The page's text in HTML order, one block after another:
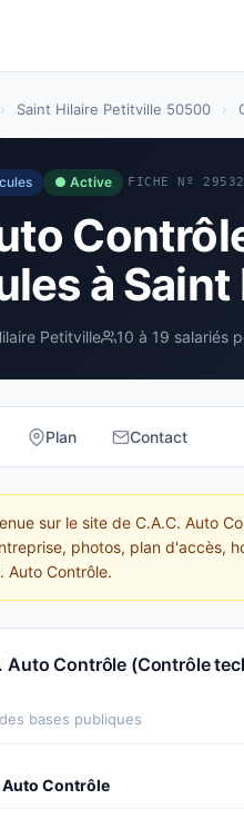
› Saint Hilaire Petitville 50500 ›
● Active FICHE Nº
à
Petitville 10 à 19 salariés
Plan Contact
sur le site de C.A.C. Auto
photos, plan d'accès,
Auto Contrôle.
Auto Contrôle (Contrôle
bases publiques
Auto Contrôle